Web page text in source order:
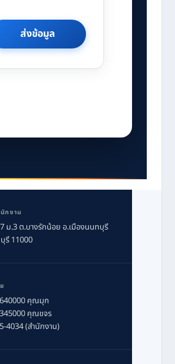
ส่งข้อมูล
กงาน
ม.3 ต.บางรักน้อย อ.เมืองนนทบุรี
รี 11000
คุณมุก
คุณขจร
4034 (สำนักงาน)